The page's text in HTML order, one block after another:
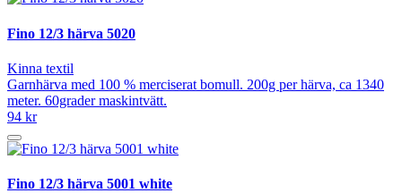
Fino 12/3 härva 5020
Kinna textil
Garnhärva med 100 % merciserat bomull. 200g per härva, ca 1340
meter. 60grader maskintvätt.
94 kr
Fino 12/3 härva 5001 white